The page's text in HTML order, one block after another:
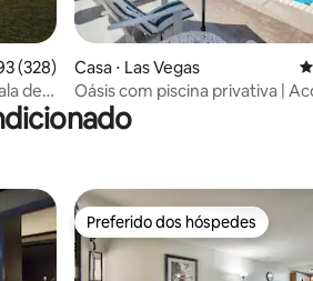
de uma avaliação média de 5, 328
(328)
de
Casa ⋅ Las Vegas
Oásis com piscina privativa |
15 minutos para a Strip
Preferido dos hóspedes
Preferido dos hóspedes